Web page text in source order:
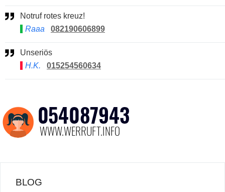
Notruf rotes kreuz!
Raaa
082190606899
Unseriös
H.K.
015254560634
BLOG